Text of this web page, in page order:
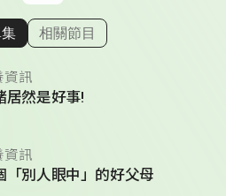
顯示相關單集
相關節目
資訊
居然是好事!
資訊
「別人眼中」的好父母